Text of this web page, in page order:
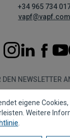
+34 965 734
vapf@vapf.com
DEN NEWSLETTER
Abonnieren
eigene
Weitere